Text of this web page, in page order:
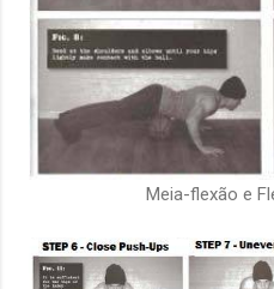
Meia-flexão e